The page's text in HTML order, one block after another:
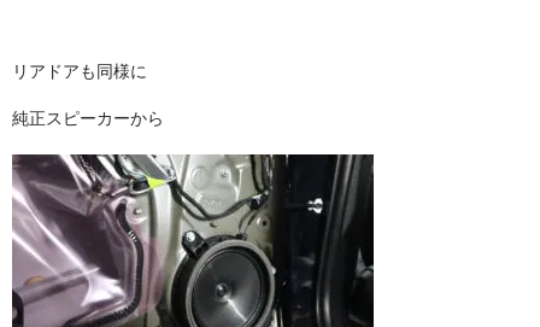
リアドアも同様に
純正スピーカーから